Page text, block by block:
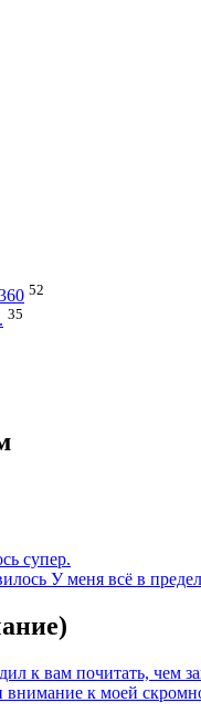
52
35
супер.
У меня всё в
к вам почитать, чем
внимание к моей